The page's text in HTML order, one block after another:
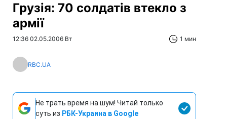
Грузія: 70 солдатів втекло з
армії
12:36 02.05.2006 Вт 1 мин
RBC.UA
Не трать время на шум! Читай только
суть из РБК-Украина в Google